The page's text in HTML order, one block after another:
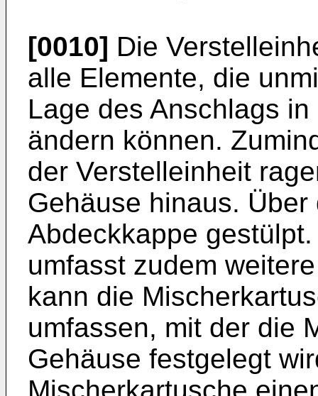
[0010] Die
alle Elemente, die
Lage des Anschlags
ändern können.
der Verstelleinheit
Gehäuse hinaus.
Abdeckkappe
umfasst zudem
kann die
umfassen, mit der die
Gehäuse festgelegt